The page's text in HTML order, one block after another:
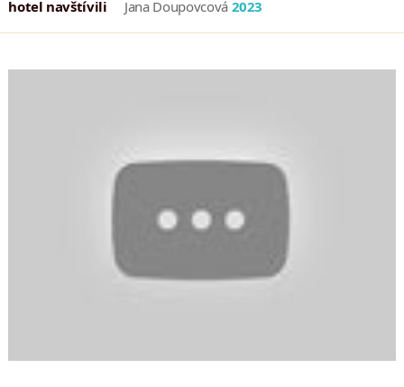
hotel navštívili
Jana Doupovcová 2023